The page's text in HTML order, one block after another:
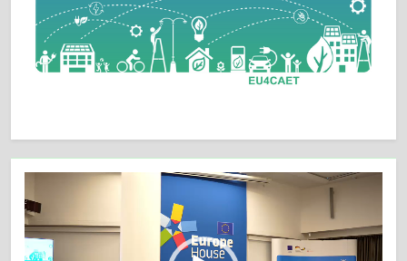
Player